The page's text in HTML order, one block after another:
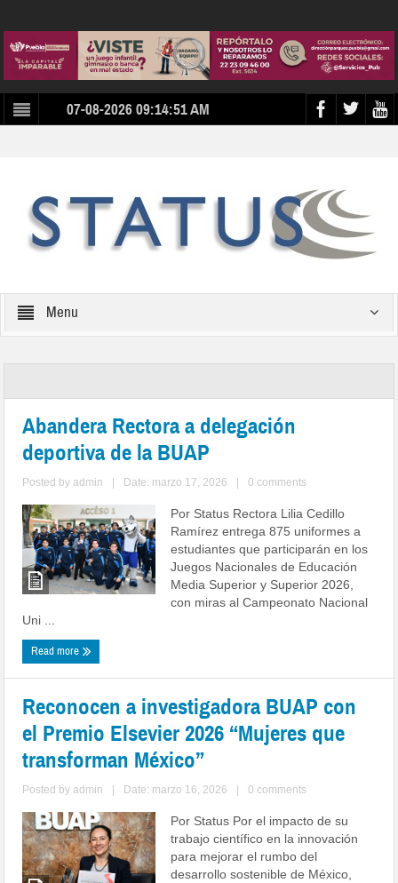
07-08-2026 09:14:51 AM
Menu
Abandera Rectora a delegación
deportiva de la BUAP
Posted byadmin Date: marzo 17, 2026 0 comments
Por Status Rectora Lilia Cedillo
Ramírez entrega 875 uniformes a
estudiantes que participarán en los
Juegos Nacionales de Educación
Media Superior y Superior 2026,
con miras al Campeonato Nacional
Uni ...
Read more
Reconocen a investigadora BUAP con
el Premio Elsevier 2026 “Mujeres que
transforman México”
Posted byadmin Date: marzo 16, 2026 0 comments
Por Status Por el impacto de su
trabajo científico en la innovación
para mejorar el rumbo del
desarrollo sostenible de México,